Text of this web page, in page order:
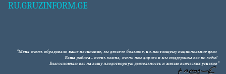
RU.GRUZINFORM.GE